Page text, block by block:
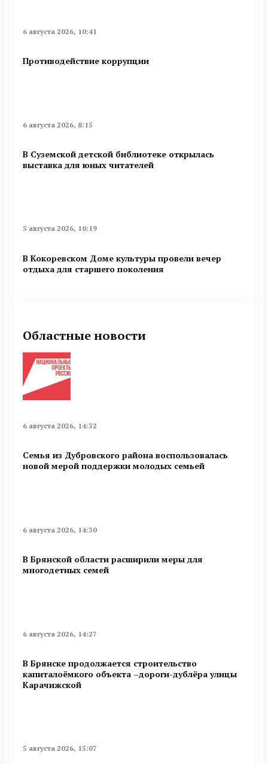
6 августа 2026, 10:41
Противодействие коррупции
6 августа 2026, 8:15
В Суземской детской библиотеке открылась
выставка для юных читателей
5 августа 2026, 10:19
В Кокоревском Доме культуры провели вечер
отдыха для старшего поколения
Областные новости
6 августа 2026, 14:32
Семья из Дубровского района воспользовалась
новой мерой поддержки молодых семьей
6 августа 2026, 14:30
В Брянской области расширили меры для
многодетных семей
6 августа 2026, 14:27
В Брянске продолжается строительство
капиталоёмкого объекта –дороги-дублёра улицы
Карачижской
5 августа 2026, 15:07